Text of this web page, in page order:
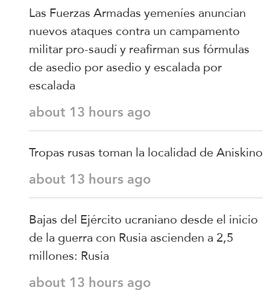
Las Fuerzas Armadas yemeníes anuncian
nuevos ataques contra un campamento
militar pro-saudí y reafirman sus fórmulas
de asedio por asedio y escalada por
escalada
about 13 hours ago
Tropas rusas toman la localidad de Aniskino
about 13 hours ago
Bajas del Ejército ucraniano desde el inicio
de la guerra con Rusia ascienden a 2,5
millones: Rusia
about 13 hours ago